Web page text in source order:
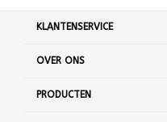
KLANTENSERVICE
OVER ONS
PRODUCTEN